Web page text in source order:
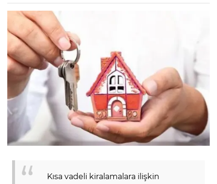
Kısa vadeli kiralamalara ilişkin